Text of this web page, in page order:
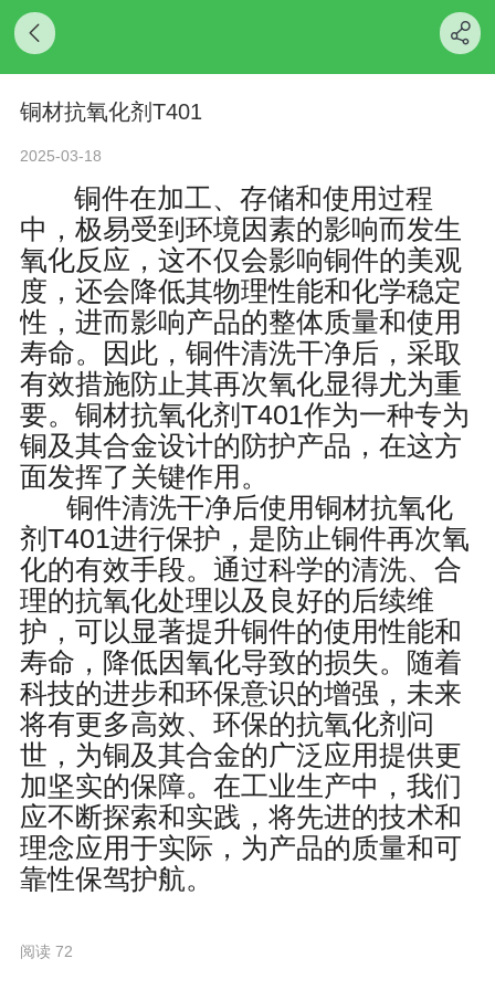
铜材抗氧化剂T401
2025-03-18
铜件在加工、存储和使用过程
中，极易受到环境因素的影响而发生
氧化反应，这不仅会影响铜件的美观
度，还会降低其物理性能和化学稳定
性，进而影响产品的整体质量和使用
寿命。因此，铜件清洗干净后，采取
有效措施防止其再次氧化显得尤为重
要。铜材抗氧化剂T401作为一种专为
铜及其合金设计的防护产品，在这方
面发挥了关键作用。
铜件清洗干净后使用铜材抗氧化
剂T401进行保护，是防止铜件再次氧
化的有效手段。通过科学的清洗、合
理的抗氧化处理以及良好的后续维
护，可以显著提升铜件的使用性能和
寿命，降低因氧化导致的损失。随着
科技的进步和环保意识的增强，未来
将有更多高效、环保的抗氧化剂问
世，为铜及其合金的广泛应用提供更
加坚实的保障。在工业生产中，我们
应不断探索和实践，将先进的技术和
理念应用于实际，为产品的质量和可
靠性保驾护航。
阅读 72